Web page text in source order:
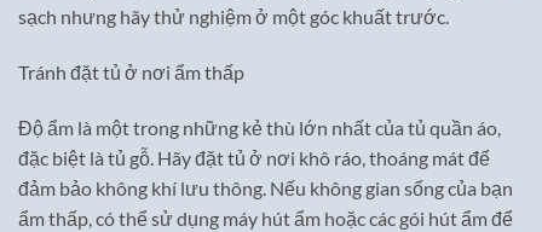
sạch nhưng hãy thử nghiệm ở một góc khuất trước.
Tránh đặt tủ ở nơi ẩm thấp
Độ ẩm là một trong những kẻ thù lớn nhất của tủ quần áo,
đặc biệt là tủ gỗ. Hãy đặt tủ ở nơi khô ráo, thoáng mát để
đảm bảo không khí lưu thông. Nếu không gian sống của bạn
ẩm thấp, có thể sử dụng máy hút ẩm hoặc các gói hút ẩm để